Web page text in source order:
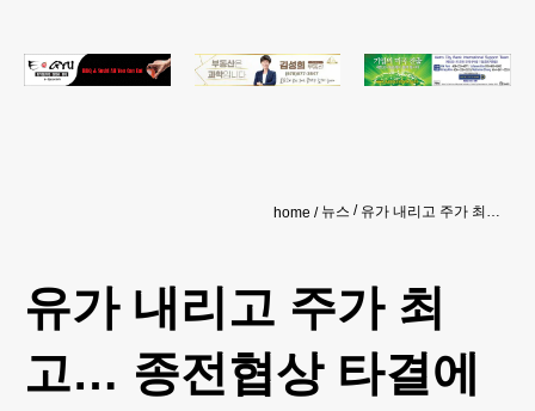
home 뉴스 유가 내리고 주가 최고… 종전협상 타결에 경제 ‘숨통’
유가 내리고 주가 최
고… 종전협상 타결에